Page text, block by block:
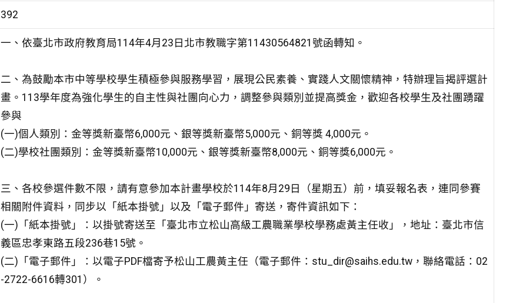
392
一、依臺北市政府教育局114年4月23日北市教職字第11430564821號函轉知。
二、為鼓勵本市中等學校學生積極參與服務學習，展現公民素養、實踐人文關懷精神，特辦理旨揭評選計
畫。113學年度為強化學生的自主性與社團向心力，調整參與類別並提高獎金，歡迎各校學生及社團踴躍
參與
(一)個人類別：金等獎新臺幣6,000元、銀等獎新臺幣5,000元、銅等獎 4,000元。
(二)學校社團類別：金等獎新臺幣10,000元、銀等獎新臺幣8,000元、銅等獎6,000元。
三、各校參選件數不限，請有意參加本計畫學校於114年8月29日（星期五）前，填妥報名表，連同參賽
相關附件資料，同步以「紙本掛號」以及「電子郵件」寄送，寄件資訊如下：
(一)「紙本掛號」：以掛號寄送至「臺北市立松山高級工農職業學校學務處黃主任收」，地址：臺北市信
義區忠孝東路五段236巷15號。
(二)「電子郵件」：以電子PDF檔寄予松山工農黃主任（電子郵件：stu_dir@saihs.edu.tw，聯絡電話：02
-2722-6616轉301）。